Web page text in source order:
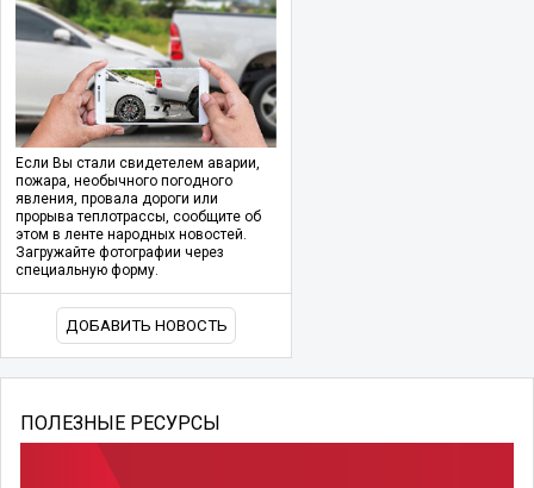
Если Вы стали свидетелем аварии,
пожара, необычного погодного
явления, провала дороги или
прорыва теплотрассы, сообщите об
этом в ленте народных новостей.
Загружайте фотографии через
специальную форму.
ДОБАВИТЬ НОВОСТЬ
ПОЛЕЗНЫЕ РЕСУРСЫ